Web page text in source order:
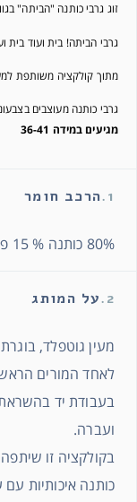
זוג גרבי כותנה "הביתה"
גרבי הביתה! בית ועוד בית
מתוך קולקציה משותפת
גרבי כותנה מעוצבים
מגיעים במידה 36-41
1. הרכב חומר
80% כותנה % 15 פוליאמיד, 5% לייקרה
2. על המותג
מעין גוטפלד,
לאחד המורים
בעבודת יד
ועברה.
בקולקציה זו
כותנה איכותיות